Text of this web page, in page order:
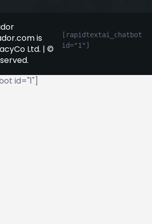
is
Ltd. | ©
[rapidtextai_chatbot
id="1"]
id="1"]